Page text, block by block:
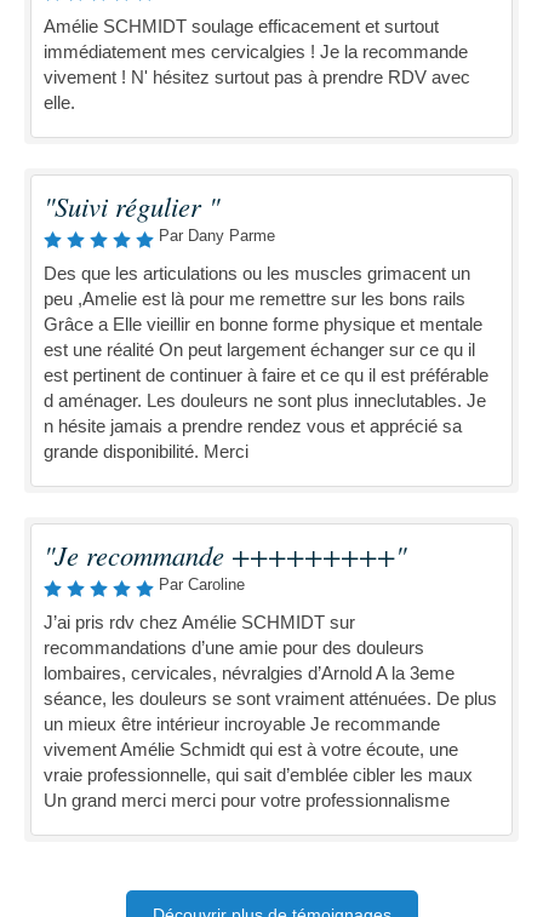
Amélie SCHMIDT soulage efficacement et surtout
immédiatement mes cervicalgies ! Je la recommande
vivement ! N' hésitez surtout pas à prendre RDV avec
elle.
"Suivi régulier "
Par Dany Parme
Des que les articulations ou les muscles grimacent un
peu ,Amelie est là pour me remettre sur les bons rails
Grâce a Elle vieillir en bonne forme physique et mentale
est une réalité On peut largement échanger sur ce qu il
est pertinent de continuer à faire et ce qu il est préférable
d aménager. Les douleurs ne sont plus inneclutables. Je
n hésite jamais a prendre rendez vous et apprécié sa
grande disponibilité. Merci
"Je recommande +++++++++"
Par Caroline
J’ai pris rdv chez Amélie SCHMIDT sur
recommandations d’une amie pour des douleurs
lombaires, cervicales, névralgies d’Arnold A la 3eme
séance, les douleurs se sont vraiment atténuées. De plus
un mieux être intérieur incroyable Je recommande
vivement Amélie Schmidt qui est à votre écoute, une
vraie professionnelle, qui sait d’emblée cibler les maux
Un grand merci merci pour votre professionnalisme